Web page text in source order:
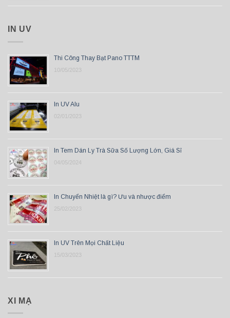
IN UV
Thi Công Thay Bạt Pano TTTM
10/05/2023
In UV Alu
02/01/2023
In Tem Dán Ly Trà Sữa Số Lượng Lớn, Giá Sỉ
04/05/2024
In Chuyển Nhiệt là gì? Ưu và nhược điểm
25/02/2023
In UV Trên Mọi Chất Liệu
15/03/2023
XI MẠ